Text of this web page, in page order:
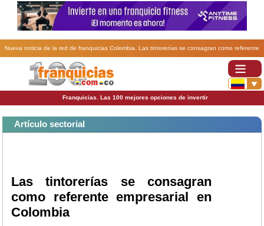
Nueva noticia de la red de franquicias Colombia. Las tintorerías se consagran como referente
empresarial en Colombia.
Franquicias. Las 100 mejores opciones de invertir
Artículo sectorial
Las tintorerías se consagran
como referente empresarial en
Colombia